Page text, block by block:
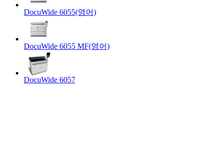
DocuWide 6055(영어)
DocuWide 6055 MF(영어)
DocuWide 6057